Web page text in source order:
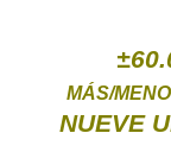
MÁS/
NUEVE